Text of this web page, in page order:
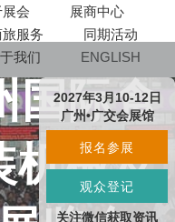
会
展商中心
服务
同期活动
我们 ENGLISH
国际食
机械及
2027年3月10-12日
广州•广交会展馆
报名参展
观众登记
关注微信获取资讯